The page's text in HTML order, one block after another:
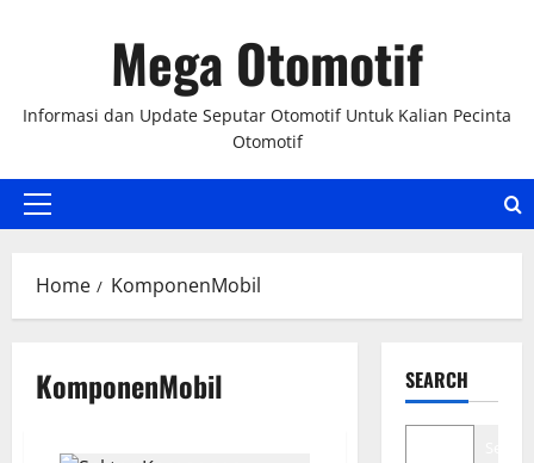
Mega Otomotif
Informasi dan Update Seputar Otomotif Untuk Kalian Pecinta
Otomotif
Primary
Home KomponenMobil
KomponenMobil SEARCH